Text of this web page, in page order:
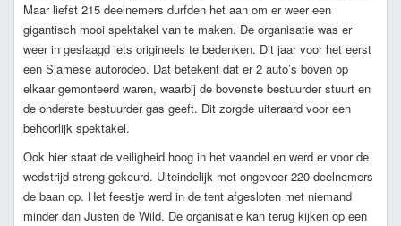
Maar liefst 215 deelnemers durfden het aan om er weer een
gigantisch mooi spektakel van te maken. De organisatie was er
weer in geslaagd iets origineels te bedenken. Dit jaar voor het eerst
een Siamese autorodeo. Dat betekent dat er 2 auto’s boven op
elkaar gemonteerd waren, waarbij de bovenste bestuurder stuurt en
de onderste bestuurder gas geeft. Dit zorgde uiteraard voor een
behoorlijk spektakel.
Ook hier staat de veiligheid hoog in het vaandel en werd er voor de
wedstrijd streng gekeurd. Uiteindelijk met ongeveer 220 deelnemers
de baan op. Het feestje werd in de tent afgesloten met niemand
minder dan Justen de Wild. De organisatie kan terug kijken op een